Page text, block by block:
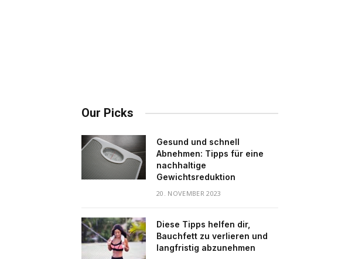
Our Picks
Gesund und schnell
Abnehmen: Tipps für eine
nachhaltige
Gewichtsreduktion
20. NOVEMBER 2023
Diese Tipps helfen dir,
Bauchfett zu verlieren und
langfristig abzunehmen